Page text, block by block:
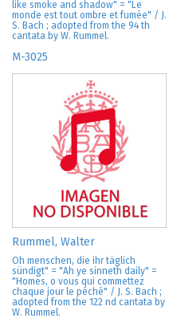
like smoke and shadow" = "Le
monde est tout ombre et fumée" / J.
S. Bach ; adopted from the 94 th
cantata by W. Rummel.
M-3025
Rummel, Walter
Oh menschen, die ihr täglich
sündigt" = "Ah ye sinneth daily" =
"Homes, o vous qui commettez
chaque jour le péché" / J. S. Bach ;
adopted from the 122 nd cantata by
W. Rummel.